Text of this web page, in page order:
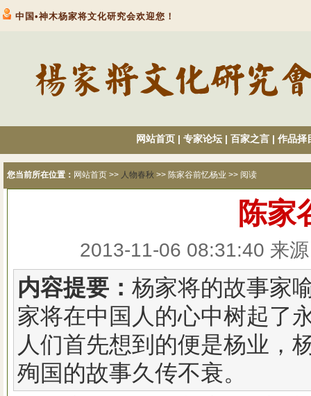
中国•神木杨家将文化研究会欢迎您！
网站首页 | 专家论坛 | 百家之言 | 作品择
您当前所在位置： 网站首页 >> 人物春秋 >> 陈家谷前忆杨业 >> 阅读
陈家
2013-11-06 08:31:40 来
内容提要： 杨家将的故事家
家将在中国人的心中树起了
人们首先想到的便是杨业，
殉国的故事久传不衰。